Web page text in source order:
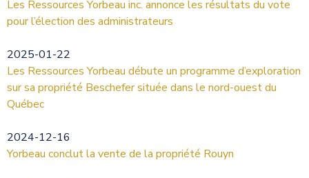
Les Ressources Yorbeau inc. annonce les résultats du vote
pour l’élection des administrateurs
2025-01-22
Les Ressources Yorbeau débute un programme d’exploration
sur sa propriété Beschefer située dans le nord-ouest du
Québec
2024-12-16
Yorbeau conclut la vente de la propriété Rouyn